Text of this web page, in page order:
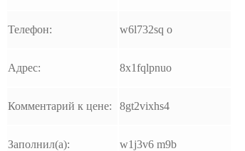
Телефон: w6l732sq o
Адрес: 8x1fqlpnuo
Комментарий к цене: 8gt2vixhs4
Заполнил(а): w1j3v6 m9b